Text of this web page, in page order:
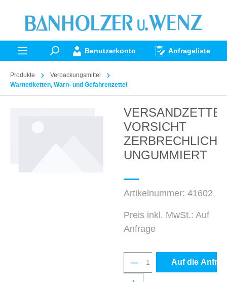
springen
Benutzerkonto Anfrageliste
Produkte
Verpackungsmittel
Warnetiketten, Warn- und Gefahrenzettel
VERSANDZETTEL
VORSICHT
ZERBRECHLICH
UNGUMMIERT
Artikelnummer: 41602
Preis inkl. MwSt.: Auf
Anfrage
Produkt Anzahl:
Auf die